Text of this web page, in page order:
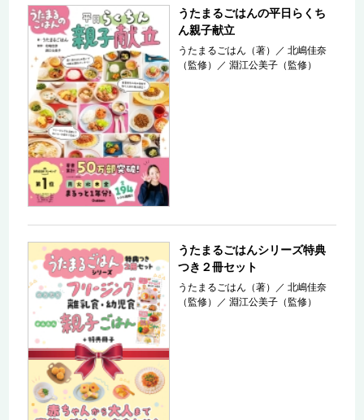
うたまるごはんの平日らくち
ん親子献立
うたまるごはん（著） ／北嶋佳奈
（監修）
／淵江公美子（監修）
うたまるごはんシリーズ特典
つき２冊セット
うたまるごはん（著） ／北嶋佳奈
（監修）
／淵江公美子（監修）